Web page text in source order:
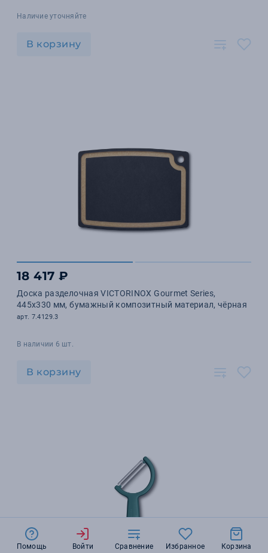
Наличие уточняйте
В корзину
18 417 ₽
Доска разделочная VICTORINOX Gourmet Series,
445x330 мм, бумажный композитный материал, чёрная
арт. 7.4129.3
В наличии 6 шт.
В корзину
Помощь Войти Сравнение Избранное Корзина